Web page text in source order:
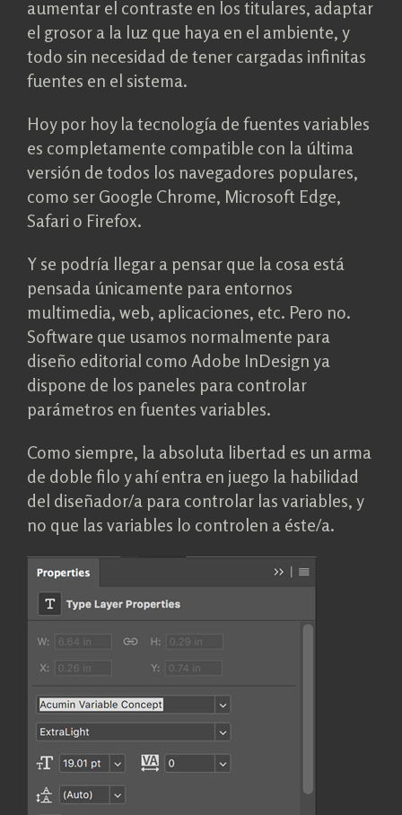
aumentar el contraste en los titulares, adaptar
el grosor a la luz que haya en el ambiente, y
todo sin necesidad de tener cargadas infinitas
fuentes en el sistema.
Hoy por hoy la tecnología de fuentes variables
es completamente compatible con la última
versión de todos los navegadores populares,
como ser Google Chrome, Microsoft Edge,
Safari o Firefox.
Y se podría llegar a pensar que la cosa está
pensada únicamente para entornos
multimedia, web, aplicaciones, etc. Pero no.
Software que usamos normalmente para
diseño editorial como Adobe InDesign ya
dispone de los paneles para controlar
parámetros en fuentes variables.
Como siempre, la absoluta libertad es un arma
de doble filo y ahí entra en juego la habilidad
del diseñador/a para controlar las variables, y
no que las variables lo controlen a éste/a.